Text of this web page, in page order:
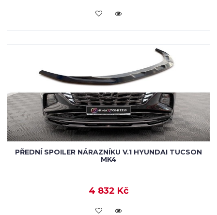
KOUPIT
PŘEDNÍ SPOILER NÁRAZNÍKU V.1 HYUNDAI TUCSON
MK4
4 832 Kč
KOUPIT